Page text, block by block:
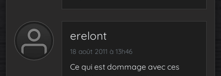
erelont
18 août 2011 à 13h46
Ce qui est dommage avec ces